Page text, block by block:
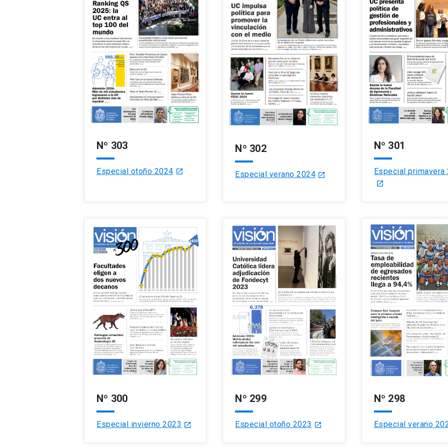
Nº 303
Especial otoño 2024 launch
Nº 302
Especial verano 2024 launch
Nº 301
Especial primavera
launch
Nº 300
Especial invierno 2023 launch
Nº 299
Especial otoño 2023 launch
Nº 298
Especial verano